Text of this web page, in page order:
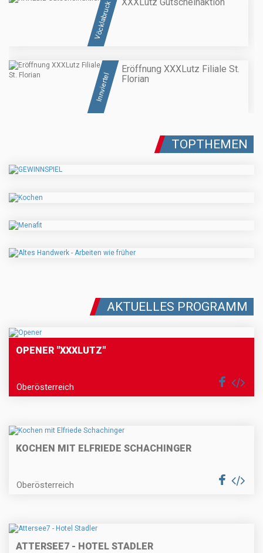
Vöcklabruck
Innviertel
Eröffnung XXXLutz Filiale St.
Florian
TOPTHEMEN
AKTUELLES PROGRAMM
OPENER "XXXLUTZ"
Oberösterreich
KOCHEN MIT ELFRIEDE SCHACHINGER
Oberösterreich
ATTERSEE7 - HOTEL STADLER